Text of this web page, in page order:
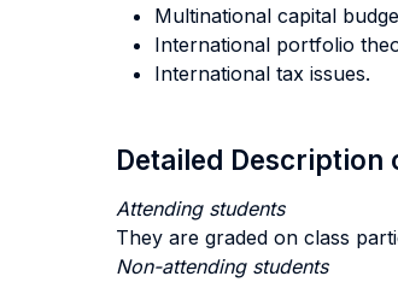
Multinational capital
International portfolio
International tax issues.
Detailed Description
Attending students
They are graded on class
Non-attending students